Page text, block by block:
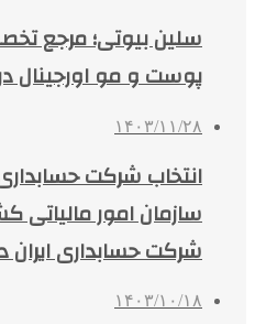
سلین بیوتی؛ مرجع
پوست و مو اورجینال
۱۴۰۳/۱۱/۲۸
انتخاب شرکت
سازمان امور مالیاتی
شرکت حسابداری ایران
۱۴۰۳/۱۰/۱۸